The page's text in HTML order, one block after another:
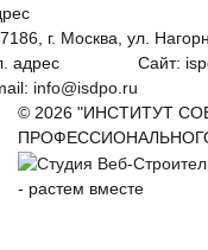
г. Москва, ул.
адрес
info@isdpo.ru
Сайт:
© 2026 "ИНСТИТУТ
- растем вместе